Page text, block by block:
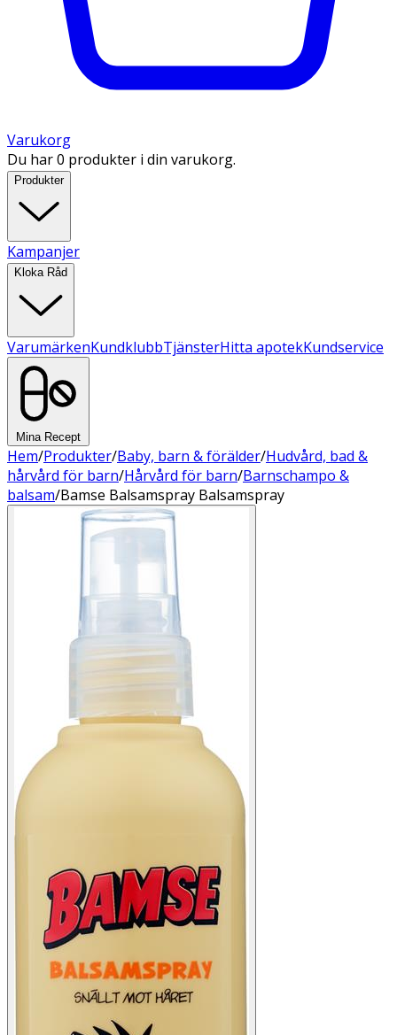
Varukorg
Du har 0 produkter i din varukorg.
Produkter
Kampanjer
Kloka Råd
VarumärkenKundklubbTjänsterHitta apotekKundservice
Mina Recept
Hem/Produkter/Baby, barn & förälder/Hudvård, bad &
hårvård för barn/Hårvård för barn/Barnschampo &
balsam/Bamse Balsamspray Balsamspray